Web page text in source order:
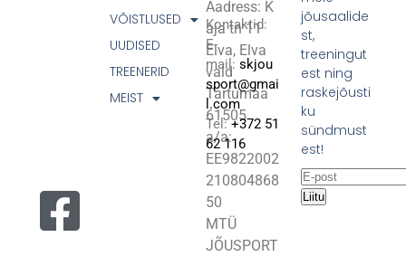
Aadress: K
aja tn 11
Elva, Elva
vald
Tartumaa
61505
a/a:
EE9822002
210804868
50
MTÜ
JÕUSPORT
Kontaktid:
E-
mail: skjou
sport@gmai
l.com
Tel:+372 51
62 116
VÕISTLUSED
UUDISED
TREENERID
MEIST
jõusaalide
st,
treeningut
est ning
raskejõusti
ku
sündmust
est!
Liitu